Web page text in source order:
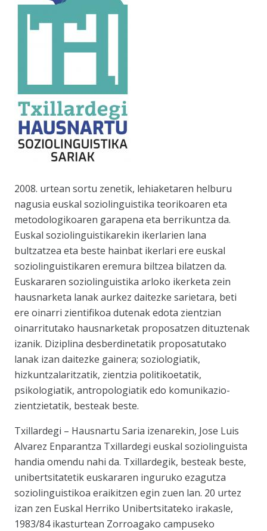
2008. urtean sortu zenetik, lehiaketaren helburu
nagusia euskal soziolinguistika teorikoaren eta
metodologikoaren garapena eta berrikuntza da.
Euskal soziolinguistikarekin ikerlarien lana
bultzatzea eta beste hainbat ikerlari ere euskal
soziolinguistikaren eremura biltzea bilatzen da.
Euskararen soziolinguistika arloko ikerketa zein
hausnarketa lanak aurkez daitezke sarietara, beti
ere oinarri zientifikoa dutenak edota zientzian
oinarritutako hausnarketak proposatzen dituztenak
izanik. Diziplina desberdinetatik proposatutako
lanak izan daitezke gainera; soziologiatik,
hizkuntzalaritzatik, zientzia politikoetatik,
psikologiatik, antropologiatik edo komunikazio-
zientzietatik, besteak beste.
Txillardegi – Hausnartu Saria izenarekin, Jose Luis
Alvarez Enparantza Txillardegi euskal soziolinguista
handia omendu nahi da. Txillardegik, besteak beste,
unibertsitatetik euskararen inguruko ezagutza
soziolinguistikoa eraikitzen egin zuen lan. 20 urtez
izan zen Euskal Herriko Unibertsitateko irakasle,
1983/84 ikasturtean Zorroagako campuseko